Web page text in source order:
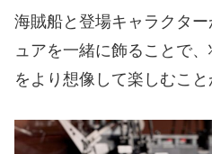
海賊船と登場キャラクタ
ュアを一緒に飾ることで
をより想像して楽しむこと